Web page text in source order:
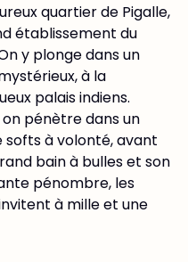
quartier de Pigalle,
établissement du
y plonge dans un
à la
palais indiens.
pénètre dans un
à volonté, avant
bain à bulles et son
pénombre, les
à mille et une